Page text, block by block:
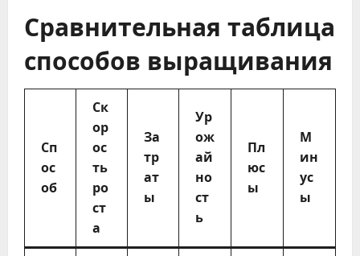
Сравнительная таблица
способов выращивания
Сп
ос
об
Ск
ор
ос
ть
ро
ст
а
За
тр
ат
ы
Ур
ож
ай
но
ст
ь
Пл
юс
ы
М
ин
ус
ы